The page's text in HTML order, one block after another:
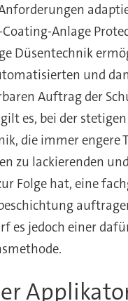
Anlage
Düsentechnik
und
Auftrag der
es, bei der
die immer engere
zu lackierenden
Folge hat, eine
es jedoch einer